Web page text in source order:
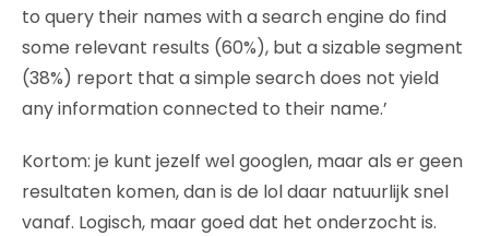
to query their names with a search engine do find
some relevant results (60%), but a sizable segment
(38%) report that a simple search does not yield
any information connected to their name.’
Kortom: je kunt jezelf wel googlen, maar als er geen
resultaten komen, dan is de lol daar natuurlijk snel
vanaf. Logisch, maar goed dat het onderzocht is.